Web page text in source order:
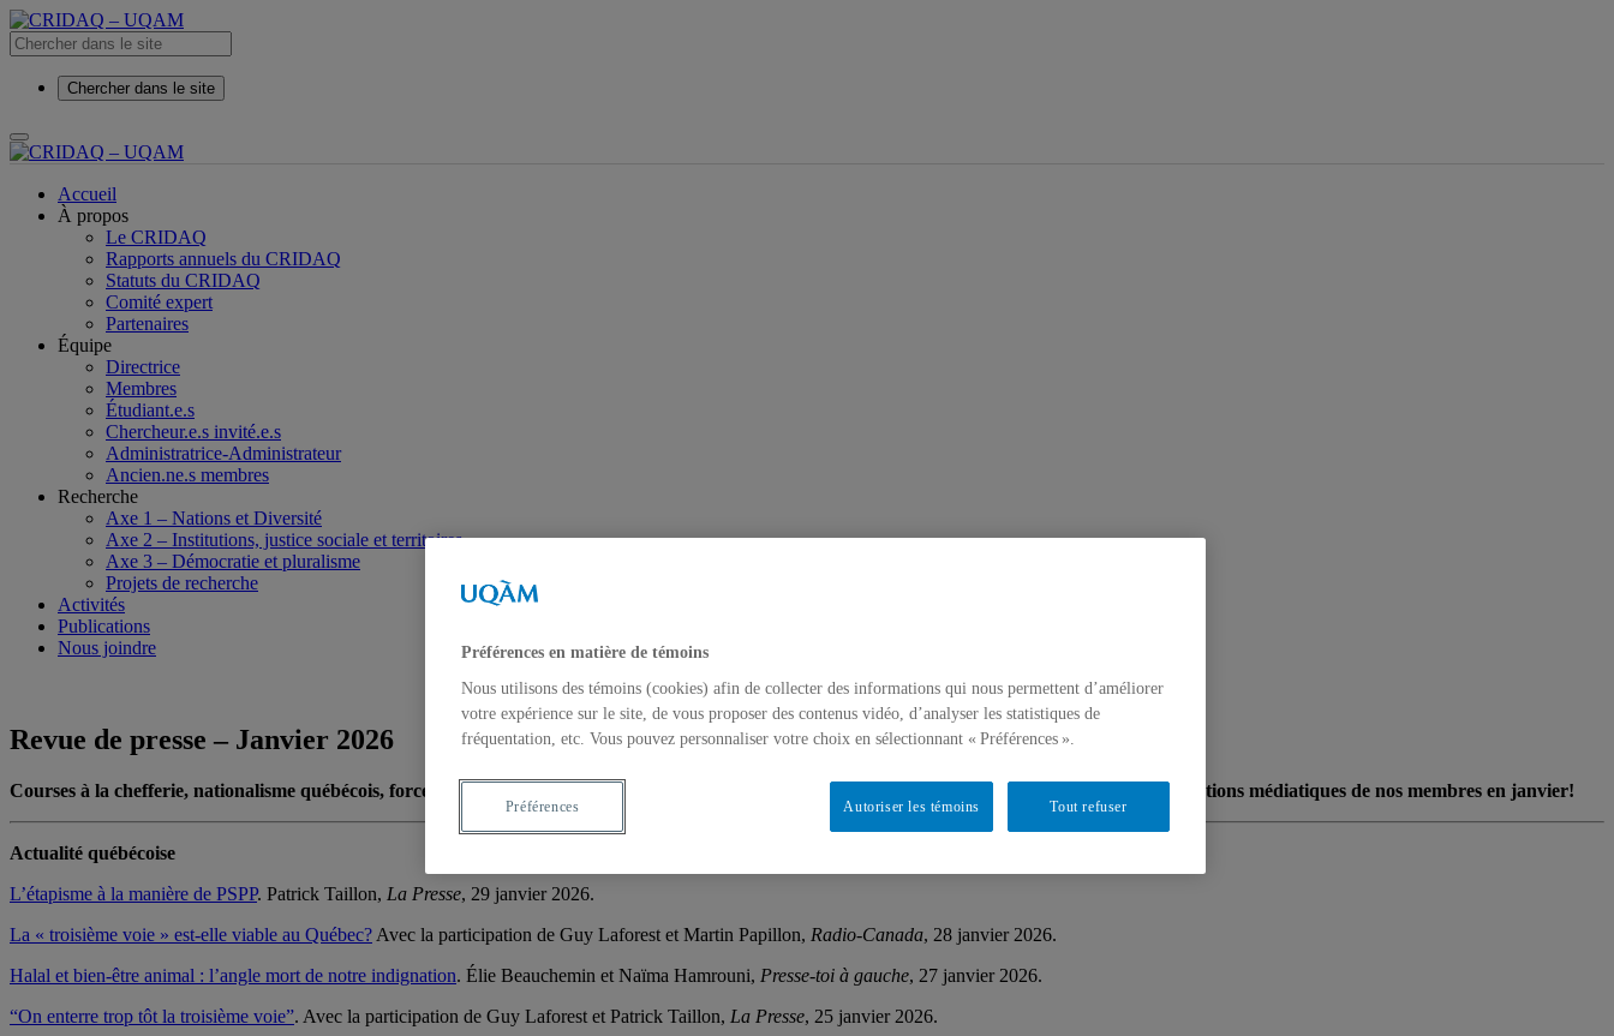
Chercher dans le site
Accueil
À propos
Le CRIDAQ
Rapports annuels du CRIDAQ
Statuts du CRIDAQ
Comité expert
Partenaires
Équipe
Directrice
Membres
Étudiant.e.s
Chercheur.e.s invité.e.s
Administratrice-Administrateur
Ancien.ne.s membres
Recherche
Axe 1 – Nations et Diversité
Axe 2 – Institutions, justice sociale et territoires
Axe 3 – Démocratie et pluralisme
Projets de recherche
Activités
Publications
Nous joindre
Revue de presse – Janvier 2026
Courses à la chefferie, nationalisme québécois, forces policières, francophonie canadienne, régionalisation de l’immigration… Retrouvez les interventions médiatiques de nos membres en janvier!
Actualité québécoise
L’étapisme à la manière de PSPP. Patrick Taillon, La Presse, 29 janvier 2026.
La « troisième voie » est-elle viable au Québec? Avec la participation de Guy Laforest et Martin Papillon, Radio-Canada, 28 janvier 2026.
Halal et bien-être animal : l’angle mort de notre indignation. Élie Beauchemin et Naïma Hamrouni, Presse-toi à gauche, 27 janvier 2026.
“On enterre trop tôt la troisième voie”. Avec la participation de Guy Laforest et Patrick Taillon, La Presse, 25 janvier 2026.
Préférences en matière de témoins
Nous utilisons des témoins (cookies) afin de collecter des informations qui nous permettent d’améliorer
votre expérience sur le site, de vous proposer des contenus vidéo, d’analyser les statistiques de
fréquentation, etc. Vous pouvez personnaliser votre choix en sélectionnant « Préférences ».
Tout refuser
Autoriser les témoins
Préférences